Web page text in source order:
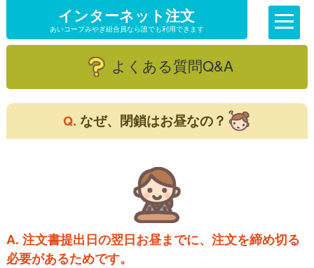
インターネット注文
あいコープみやぎ組合員なら誰でも利用できます
よくある質問Q&A
Q.なぜ、閉鎖はお昼なの？
A. 注文書提出日の翌日お昼までに、注文を締め切る
必要があるためです。